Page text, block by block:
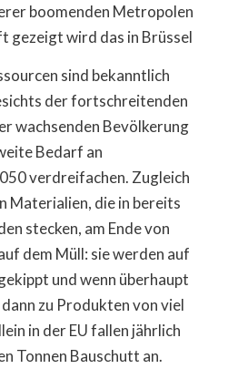
boomenden Metropolen
gezeigt wird das in Brüssel
sind bekanntlich
der fortschreitenden
wachsenden Bevölkerung
Bedarf an
verdreifachen. Zugleich
Materialien, die in bereits
stecken, am Ende von
dem Müll: sie werden auf
und wenn überhaupt
zu Produkten von viel
in der EU fallen jährlich
Tonnen Bauschutt an.